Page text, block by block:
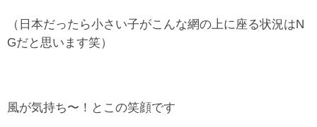
（日本だったら小さい子がこんな網の上に座る状況はN
Gだと思います笑）
風が気持ち〜！とこの笑顔です